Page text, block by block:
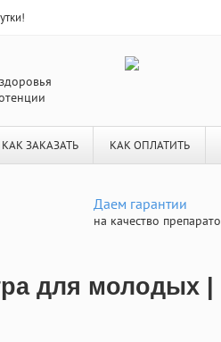
КАК ЗАКАЗАТЬ КАК ОПЛАТИТЬ
Даем гарантии
на качество
для молодых